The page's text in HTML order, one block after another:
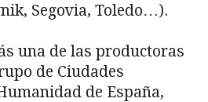
Segovia, Toledo…).
una de las productoras
de Ciudades
de España,